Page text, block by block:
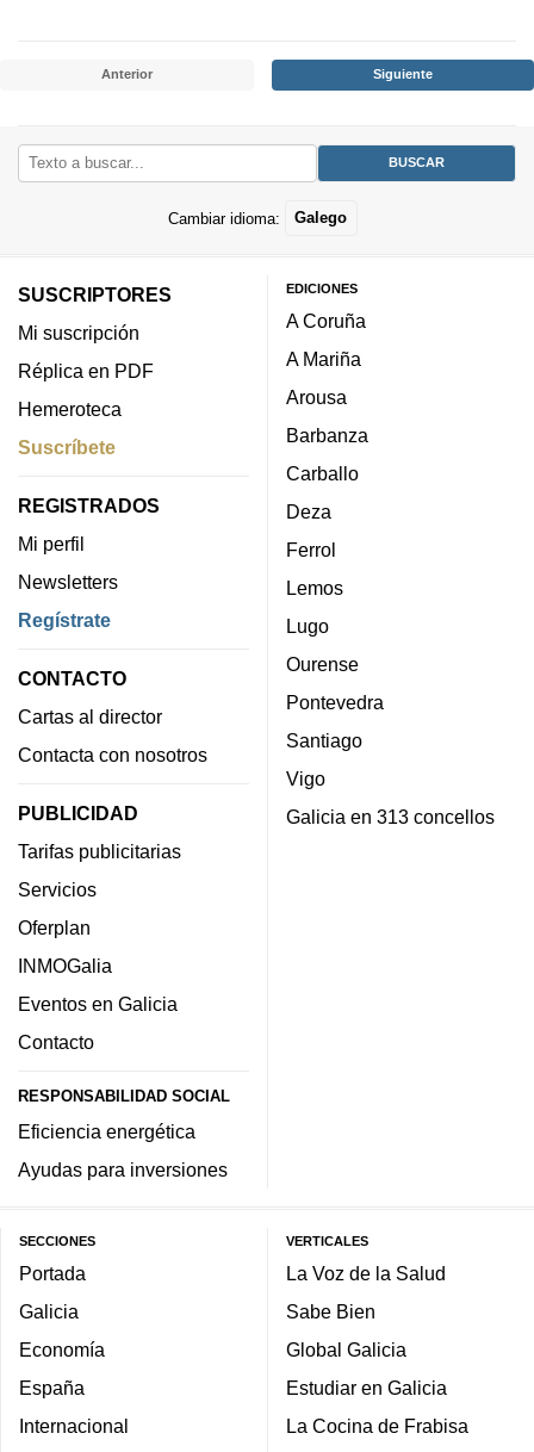
Anterior Siguiente
Cambiar idioma: Galego
SUSCRIPTORES
Mi suscripción
Réplica en PDF
Hemeroteca
Suscríbete
REGISTRADOS
Mi perfil
Newsletters
Regístrate
CONTACTO
Cartas al director
Contacta con nosotros
PUBLICIDAD
Tarifas publicitarias
Servicios
Oferplan
INMOGalia
Eventos en Galicia
Contacto
RESPONSABILIDAD SOCIAL
Eficiencia energética
Ayudas para inversiones
EDICIONES
A Coruña
A Mariña
Arousa
Barbanza
Carballo
Deza
Ferrol
Lemos
Lugo
Ourense
Pontevedra
Santiago
Vigo
Galicia en 313 concellos
SECCIONES
Portada
Galicia
Economía
España
Internacional
VERTICALES
La Voz de la Salud
Sabe Bien
Global Galicia
Estudiar en Galicia
La Cocina de Frabisa